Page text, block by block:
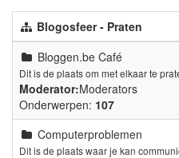
Blogosfeer - Praten
Bloggen.be Café
Dit is de plaats om met elkaar te
Moderator:Moderators
Onderwerpen: 107
Computerproblemen
Dit is de plaats waar je kan